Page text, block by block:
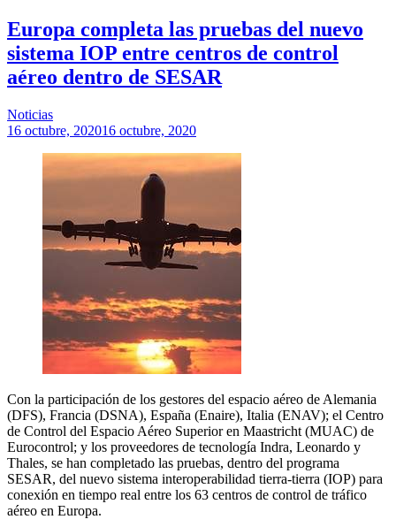
Europa completa las pruebas del nuevo
sistema IOP entre centros de control
aéreo dentro de SESAR
Noticias
16 octubre, 202016 octubre, 2020
Con la participación de los gestores del espacio aéreo de Alemania
(DFS), Francia (DSNA), España (Enaire), Italia (ENAV); el Centro
de Control del Espacio Aéreo Superior en Maastricht (MUAC) de
Eurocontrol; y los proveedores de tecnología Indra, Leonardo y
Thales, se han completado las pruebas, dentro del programa
SESAR, del nuevo sistema interoperabilidad tierra-tierra (IOP) para
conexión en tiempo real entre los 63 centros de control de tráfico
aéreo en Europa.